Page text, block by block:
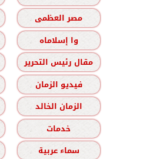
مصر العظمى
وا إسلاماه
مقال رئيس التحرير
فيديو الزمان
الزمان الخالد
خدمات
سماء عربية